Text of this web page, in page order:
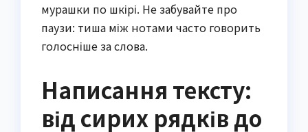
мурашки по шкірі. Не забувайте про
паузи: тиша між нотами часто говорить
голосніше за слова.
Написання тексту:
від сирих рядків до